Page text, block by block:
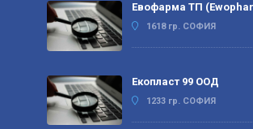
Евофарма ТП
1618 гр. СОФИЯ
Екопласт 99 ООД
1233 гр. СОФИЯ